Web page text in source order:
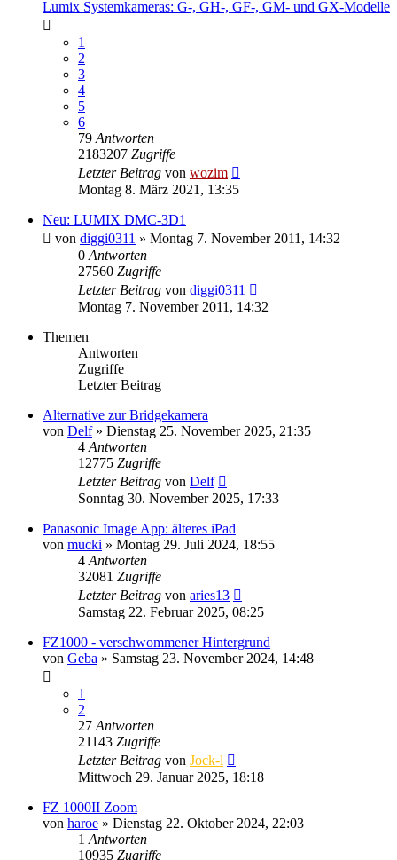
Lumix Systemkameras: G-, GH-, GF-, GM- und GX-Modelle
1
2
3
4
5
6
79 Antworten
2183207 Zugriffe
Letzter Beitrag von wozim
Montag 8. März 2021, 13:35
Neu: LUMIX DMC-3D1
von diggi0311 » Montag 7. November 2011, 14:32
0 Antworten
27560 Zugriffe
Letzter Beitrag von diggi0311
Montag 7. November 2011, 14:32
Themen
Antworten
Zugriffe
Letzter Beitrag
Alternative zur Bridgekamera
von Delf» Dienstag 25. November 2025, 21:35
4 Antworten
12775 Zugriffe
Letzter Beitrag von Delf
Sonntag 30. November 2025, 17:33
Panasonic Image App: älteres iPad
von mucki » Montag 29. Juli 2024, 18:55
4 Antworten
32081 Zugriffe
Letzter Beitrag von aries13
Samstag 22. Februar 2025, 08:25
FZ1000 - verschwommener Hintergrund
von Geba » Samstag 23. November 2024, 14:48
1
2
27 Antworten
21143 Zugriffe
Letzter Beitrag von Jock-l
Mittwoch 29. Januar 2025, 18:18
FZ 1000II Zoom
von haroe » Dienstag 22. Oktober 2024, 22:03
1 Antworten
10935 Zugriffe